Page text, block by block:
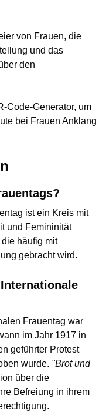
von Frauen, die
und das
den
Code-Generator, um
bei Frauen Anklang
ist ein Kreis mit
und Femininität
häufig mit
gebracht wird.
Frauentag war
im Jahr 1917 in
geführter Protest
wurde. "Brot und
über die
Befreiung in ihrem